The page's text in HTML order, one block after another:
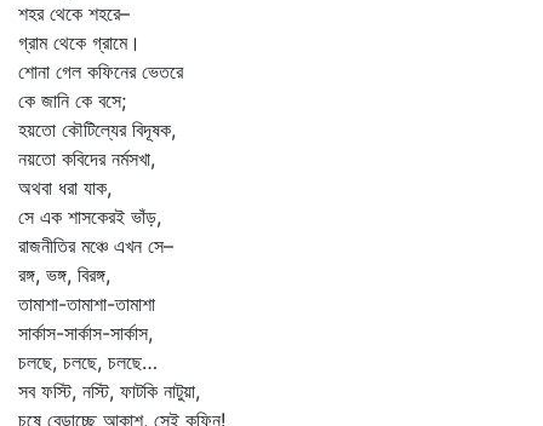
শহর থেকে শহরে–
গ্রাম থেকে গ্রামে।
শোনা গেল কফিনের ভেতরে
কে জানি কে বসে;
হয়তো কৌটিল্যের বিদূষক,
নয়তো কবিদের নর্মসখা,
অথবা ধরা যাক,
সে এক শাসকেরই ভাঁড়,
রাজনীতির মঞ্চে এখন সে–
রঙ্গ, ভঙ্গ, বিরঙ্গ,
তামাশা-তামাশা-তামাশা
সার্কাস-সার্কাস-সার্কাস,
চলছে, চলছে, চলছে…
সব ফস্টি, নস্টি, ফাটকি নাটুয়া,
চষে বেড়াচ্ছে আকাশ, সেই কফিন!